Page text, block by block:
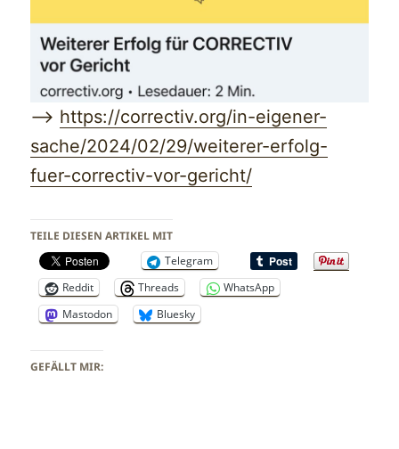
—-> https://correctiv.org/in-eigener-
sache/2024/02/29/weiterer-erfolg-
fuer-correctiv-vor-gericht/
TEILE DIESEN ARTIKEL MIT
Telegram
Reddit
Threads
WhatsApp
Mastodon
Bluesky
GEFÄLLT MIR: